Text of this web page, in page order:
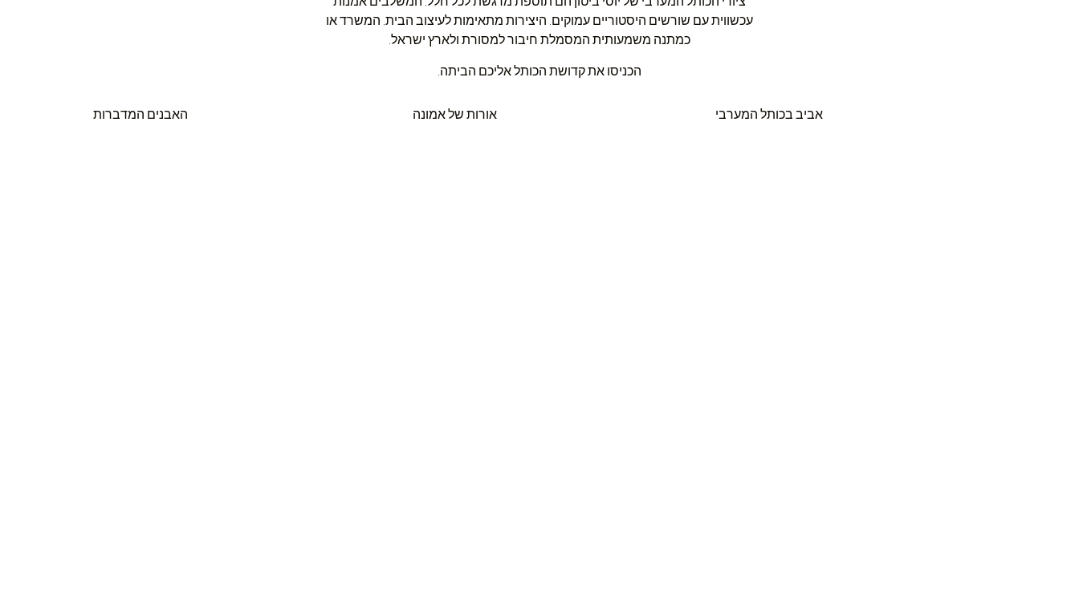
עכשווית עם שורשים היסטוריים עמוקים. היצירות מתאימות לעיצוב הבית, המשרד או
כמתנה משמעותית המסמלת חיבור למסורת ולארץ ישראל.
הכניסו את קדושת הכותל אליכם הביתה.
אביב בכותל המערבי אורות של אמונה האבנים המדברות